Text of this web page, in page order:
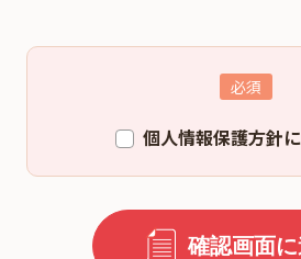
個人情報保護方針
確認画面